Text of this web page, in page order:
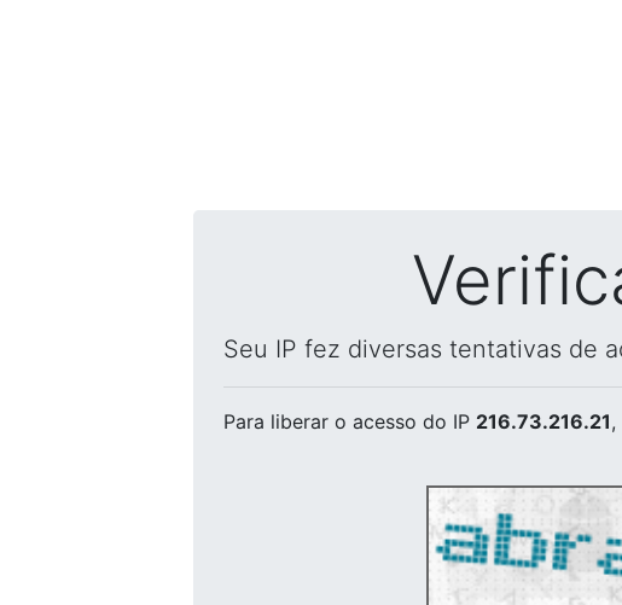
Seu IP fez diversas tentativas de
Para liberar o acesso do IP 216.73.216.21,